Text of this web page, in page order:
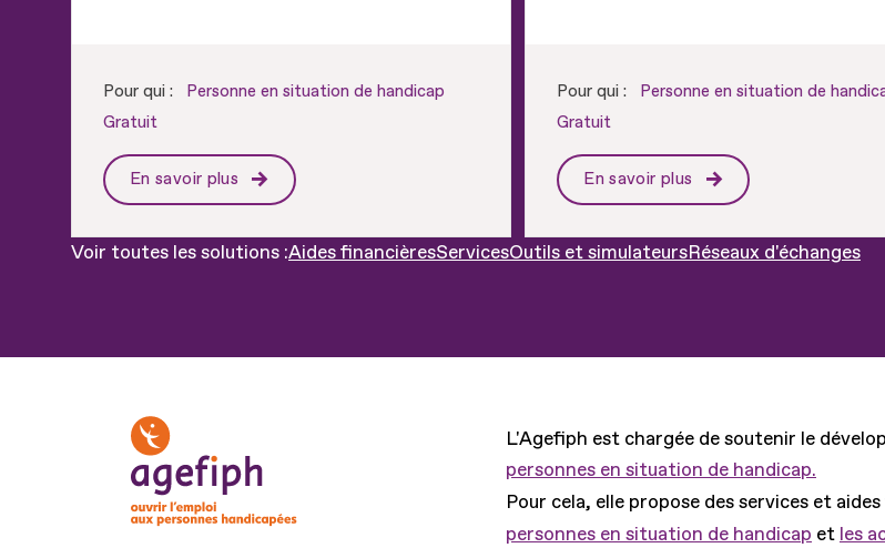
Pour qui :
Personne en situation de handicap
Gratuit
En savoir plus
Pour qui :
Personne en situation de
Gratuit
En savoir plus
Voir toutes les solutions :Aides financièresServicesOutils et simulateursRéseaux d'échanges
L'Agefiph est chargée de soutenir le
personnes en situation de handicap.
Pour cela, elle propose des services et
personnes en situation de handicap et les